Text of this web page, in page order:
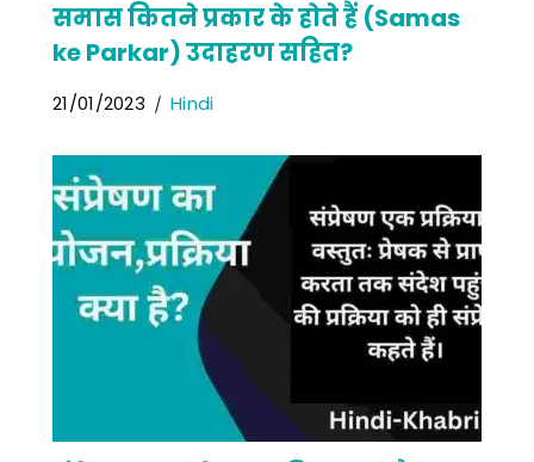
समास कितने प्रकार के होते हैं (Samas
ke Parkar) उदाहरण सहित?
21/01/2023 Hindi